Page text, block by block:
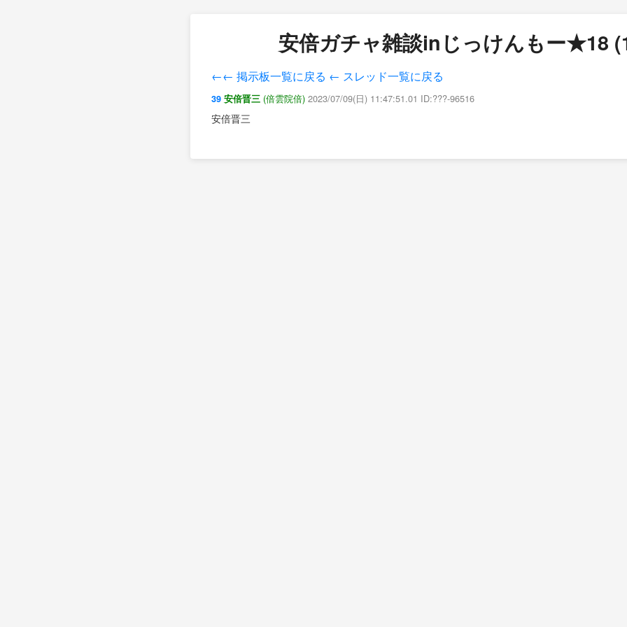
安倍ガチャ雑談inじっけんもー★18
←← 掲示板一覧に戻る ← スレッド一覧に戻る
39 安倍晋三 (倍雲院倍) 2023/07/09(日) 11:47:51.01 ID:???-96516
安倍晋三